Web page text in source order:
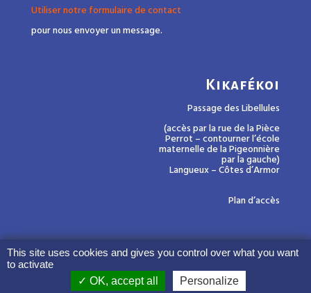
Utiliser notre formulaire de contact
pour nous envoyer un message.
Kikafékoi
Passage des Libellules
(accès par la rue de la Pièce
Perrot – contourner l’école
maternelle de la Pigeonnière
par la gauche)
Langueux – Côtes d’Armor
Plan d’accès
This site uses cookies and gives you control over what you want
to activate
OK, accept all
Personalize